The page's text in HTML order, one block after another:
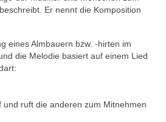
Er nennt die Komposition
eines Almbauern bzw. -hirten im
die Melodie basiert auf einem Lied
und ruft die anderen zum Mitnehmen